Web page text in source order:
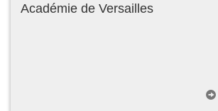
Académie de Versailles